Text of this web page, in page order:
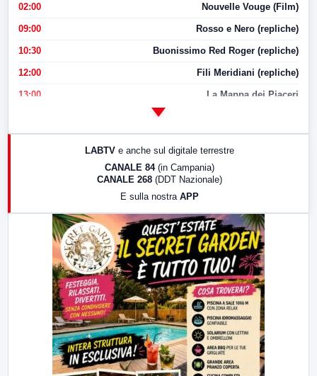
02:00 Nouvelle Vouge (Film)
09:00 Rosso e Nero (repliche)
10:30 Buonissimo Red Roger (repliche)
12:00 Fili Meridiani (repliche)
13:00 La Mappa dei Piaceri
LabNews (replica)
LABTV e anche sul digitale terrestre
CANALE 84 (in Campania)
CANALE 268 (DDT Nazionale)
E sulla nostra APP